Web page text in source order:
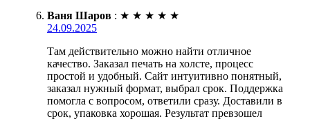
Ваня Шаров : ★ ★ ★ ★ ★
24.09.2025
Там действительно можно найти отличное
качество. Заказал печать на холсте, процесс
простой и удобный. Сайт интуитивно понятный,
заказал нужный формат, выбрал срок. Поддержка
помогла с вопросом, ответили сразу. Доставили в
срок, упаковка хорошая. Результат превзошел